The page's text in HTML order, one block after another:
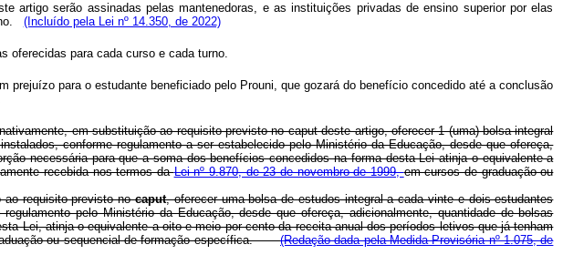
artigo serão assinadas pelas mantenedoras, e as instituições privadas de ensino superior por elas
(Incluído pela Lei nº 14.350, de 2022)
oferecidas para cada curso e cada turno.
para o estudante beneficiado pelo Prouni, que gozará do benefício concedido até a conclusão
em substituição ao requisito previsto no caput deste artigo, oferecer 1 (uma) bolsa integral
conforme regulamento a ser estabelecido pelo Ministério da Educação, desde que ofereça,
necessária para que a soma dos benefícios concedidos na forma desta Lei atinja o equivalente a
recebida nos termos daLei nº 9.870, de 23 de novembro de 1999,em cursos de graduação ou
ao requisito previsto nocaput, oferecer uma bolsa de estudos integral a cada vinte e dois estudantes
pelo Ministério da Educação, desde que ofereça, adicionalmente, quantidade de bolsas
Lei, atinja o equivalente a oito e meio por cento da receita anual dos períodos letivos que já tenham
ou sequencial de formação específica.(Redação dada pela Medida Provisória nº 1.075, de